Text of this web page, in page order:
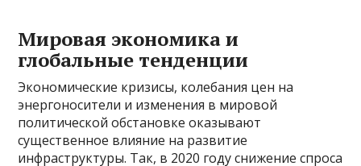
Мировая экономика и
глобальные тенденции
Экономические кризисы, колебания цен на
энергоносители и изменения в мировой
политической обстановке оказывают
существенное влияние на развитие
инфраструктуры. Так, в 2020 году снижение спроса